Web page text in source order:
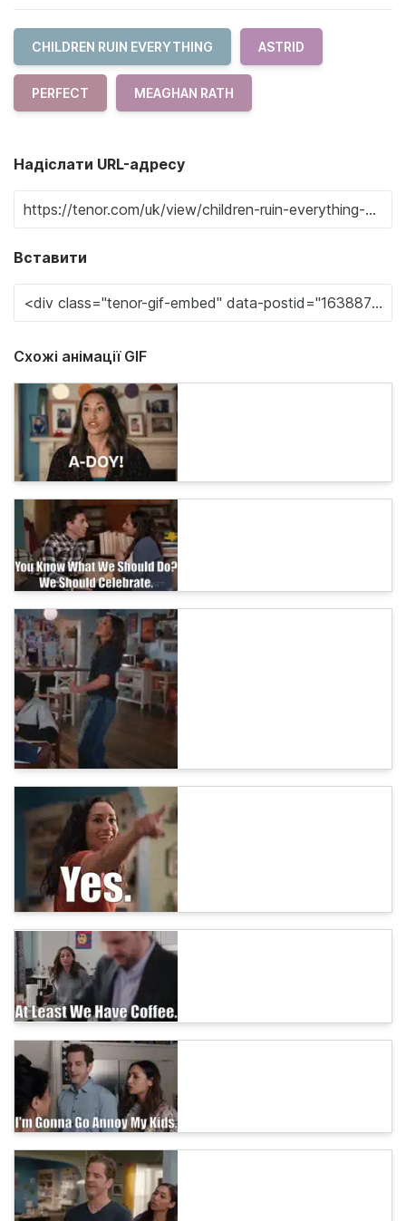
CHILDREN RUIN EVERYTHING ASTRID
PERFECT MEAGHAN RATH
Надіслати URL-адресу
Вставити
Схожі анімації GIF